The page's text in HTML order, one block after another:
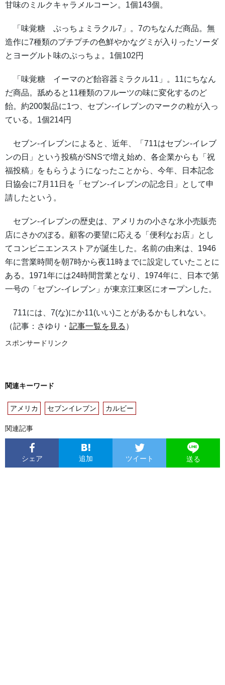
甘味のミルクキャラメルコーン。1個143個。
「味覚糖 ぷっちょミラクル7」。7のちなんだ商品。無
造作に7種類のプチプチの色鮮やかなグミが入りったソーダ
とヨーグルト味のぷっちょ。1個102円
「味覚糖 イーマのど飴容器ミラクル11」。11にちなん
だ商品。舐めると11種類のフルーツの味に変化するのど
飴。約200製品に1つ、セブン-イレブンのマークの粒が入っ
ている。1個214円
セブン-イレブンによると、近年、「711はセブン-イレブ
ンの日」という投稿がSNSで増え始め、各企業からも「祝
福投稿」をもらうようになったことから、今年、日本記念
日協会に7月11日を「セブン-イレブンの記念日」として申
請したという。
セブン-イレブンの歴史は、アメリカの小さな氷小売販売
店にさかのぼる。顧客の要望に応える「便利なお店」とし
てコンビニエンスストアが誕生した。名前の由来は、1946
年に営業時間を朝7時から夜11時までに設定していたことに
ある。1971年には24時間営業となり、1974年に、日本で第
一号の「セブン-イレブン」が東京江東区にオープンした。
711には、7(な)にか11(いい)ことがあるかもしれない。
（記事：さゆり・ 記事一覧を見る ）
スポンサードリンク
関連キーワード
アメリカ セブンイレブン カルビー
関連記事
シェア 追加 ツイート 送る